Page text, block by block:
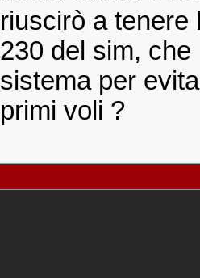
riuscirò a tenere
230 del sim,
sistema per
primi voli ?